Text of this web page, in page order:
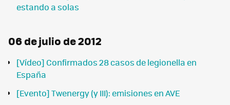
estando a solas
06 de julio de 2012
[Vídeo] Confirmados 28 casos de legionella en
España
[Evento] Twenergy (y III): emisiones en AVE